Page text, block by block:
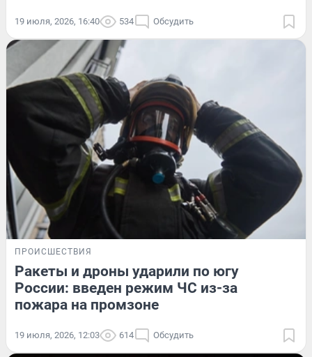
19 июля, 2026, 16:40 534 Обсудить
ПРОИСШЕСТВИЯ
Ракеты и дроны ударили по югу
России: введен режим ЧС из-за
пожара на промзоне
19 июля, 2026, 12:03 614 Обсудить